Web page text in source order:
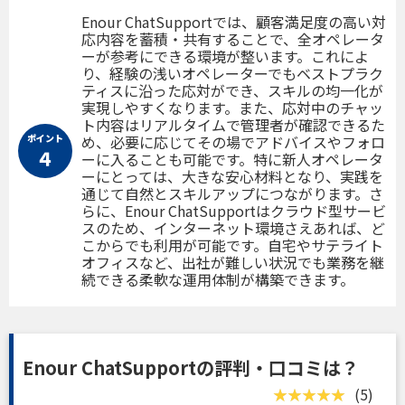
ポイント
４
Enour ChatSupportでは、顧客満足度の高い対
応内容を蓄積・共有することで、全オペレータ
ーが参考にできる環境が整います。これによ
り、経験の浅いオペレーターでもベストプラク
ティスに沿った応対ができ、スキルの均一化が
実現しやすくなります。また、応対中のチャッ
ト内容はリアルタイムで管理者が確認できるた
め、必要に応じてその場でアドバイスやフォロ
ーに入ることも可能です。特に新人オペレータ
ーにとっては、大きな安心材料となり、実践を
通じて自然とスキルアップにつながります。さ
らに、Enour ChatSupportはクラウド型サービ
スのため、インターネット環境さえあれば、ど
こからでも利用が可能です。自宅やサテライト
オフィスなど、出社が難しい状況でも業務を継
続できる柔軟な運用体制が構築できます。
Enour ChatSupportの評判・口コミは？
(5)